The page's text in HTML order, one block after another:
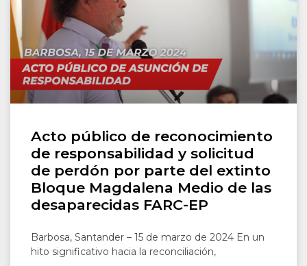
Acto público de reconocimiento
de responsabilidad y solicitud
de perdón por parte del extinto
Bloque Magdalena Medio de las
desaparecidas FARC-EP
Barbosa, Santander – 15 de marzo de 2024 En un
hito significativo hacia la reconciliación,